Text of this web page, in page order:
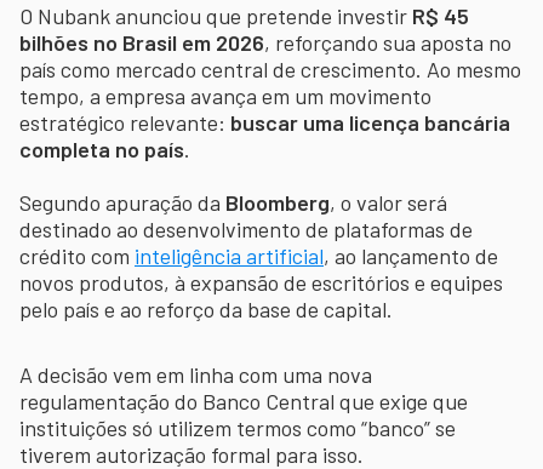
O Nubank anunciou que pretende investir R$ 45
bilhões no Brasil em 2026, reforçando sua aposta no
país como mercado central de crescimento. Ao mesmo
tempo, a empresa avança em um movimento
estratégico relevante: buscar uma licença bancária
completa no país.
Segundo apuração da Bloomberg, o valor será
destinado ao desenvolvimento de plataformas de
crédito com inteligência artificial, ao lançamento de
novos produtos, à expansão de escritórios e equipes
pelo país e ao reforço da base de capital.
A decisão vem em linha com uma nova
regulamentação do Banco Central que exige que
instituições só utilizem termos como “banco” se
tiverem autorização formal para isso.